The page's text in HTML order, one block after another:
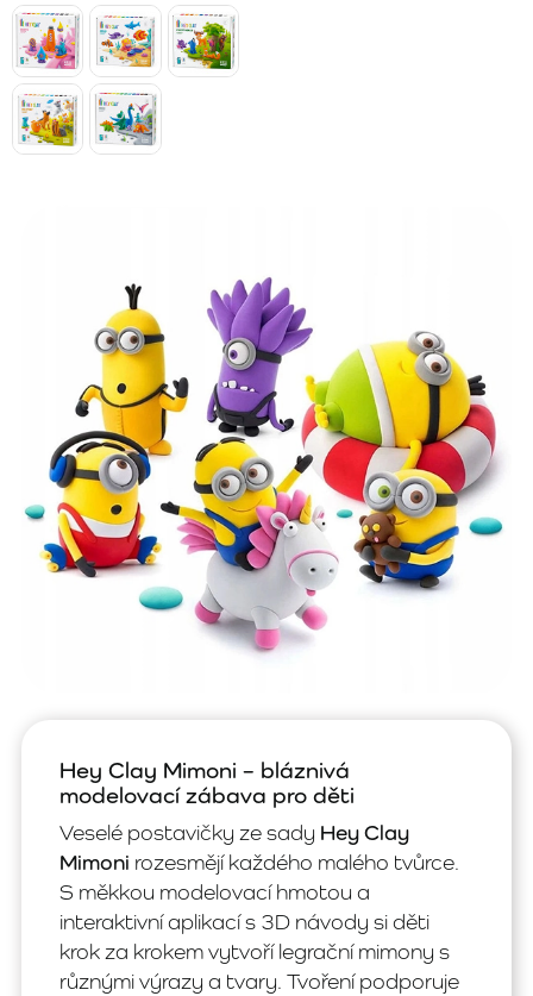
Hey Clay Mimoni – bláznivá
modelovací zábava pro děti
Veselé postavičky ze sady Hey Clay
Mimoni rozesmějí každého malého tvůrce.
S měkkou modelovací hmotou a
interaktivní aplikací s 3D návody si děti
krok za krokem vytvoří legrační mimony s
různými výrazy a tvary. Tvoření podporuje